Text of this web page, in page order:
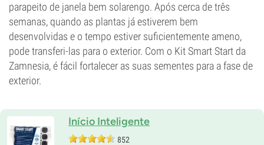
parapeito de janela bem solarengo. Após cerca de três
semanas, quando as plantas já estiverem bem
desenvolvidas e o tempo estiver suficientemente ameno,
pode transferi-las para o exterior. Com o Kit Smart Start da
Zamnesia, é fácil fortalecer as suas sementes para a fase de
exterior.
Início Inteligente
852